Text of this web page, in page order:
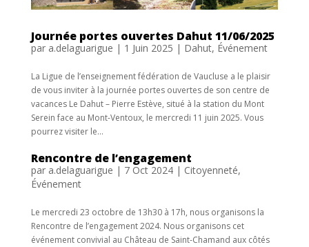
Journée portes ouvertes Dahut 11/06/2025
par a.delaguarigue | 1 Juin 2025 | Dahut, Événement
La Ligue de l’enseignement fédération de Vaucluse a le plaisir
de vous inviter à la journée portes ouvertes de son centre de
vacances Le Dahut – Pierre Estève, situé à la station du Mont
Serein face au Mont-Ventoux, le mercredi 11 juin 2025. Vous
pourrez visiter le...
Rencontre de l’engagement
par a.delaguarigue | 7 Oct 2024| Citoyenneté,
Événement
Le mercredi 23 octobre de 13h30 à 17h, nous organisons la
Rencontre de l’engagement 2024. Nous organisons cet
événement convivial au Château de Saint-Chamand aux côtés